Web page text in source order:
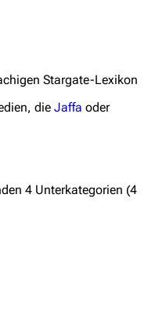
Stargate-Lexikon
die Jaffa oder
4 Unterkategorien (4